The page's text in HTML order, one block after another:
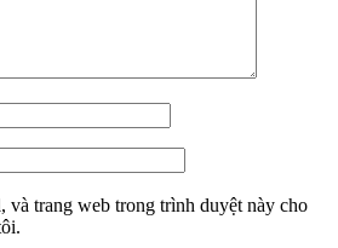
và trang web trong trình duyệt này cho